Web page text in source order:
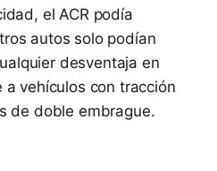
el ACR podía
autos solo podían
desventaja en
vehículos con tracción
de doble embrague.